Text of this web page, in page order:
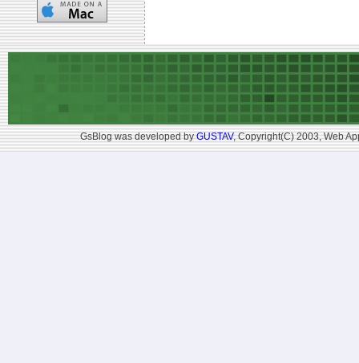
GsBlog was developed byGUSTAV, Copyright(C) 2003, Web